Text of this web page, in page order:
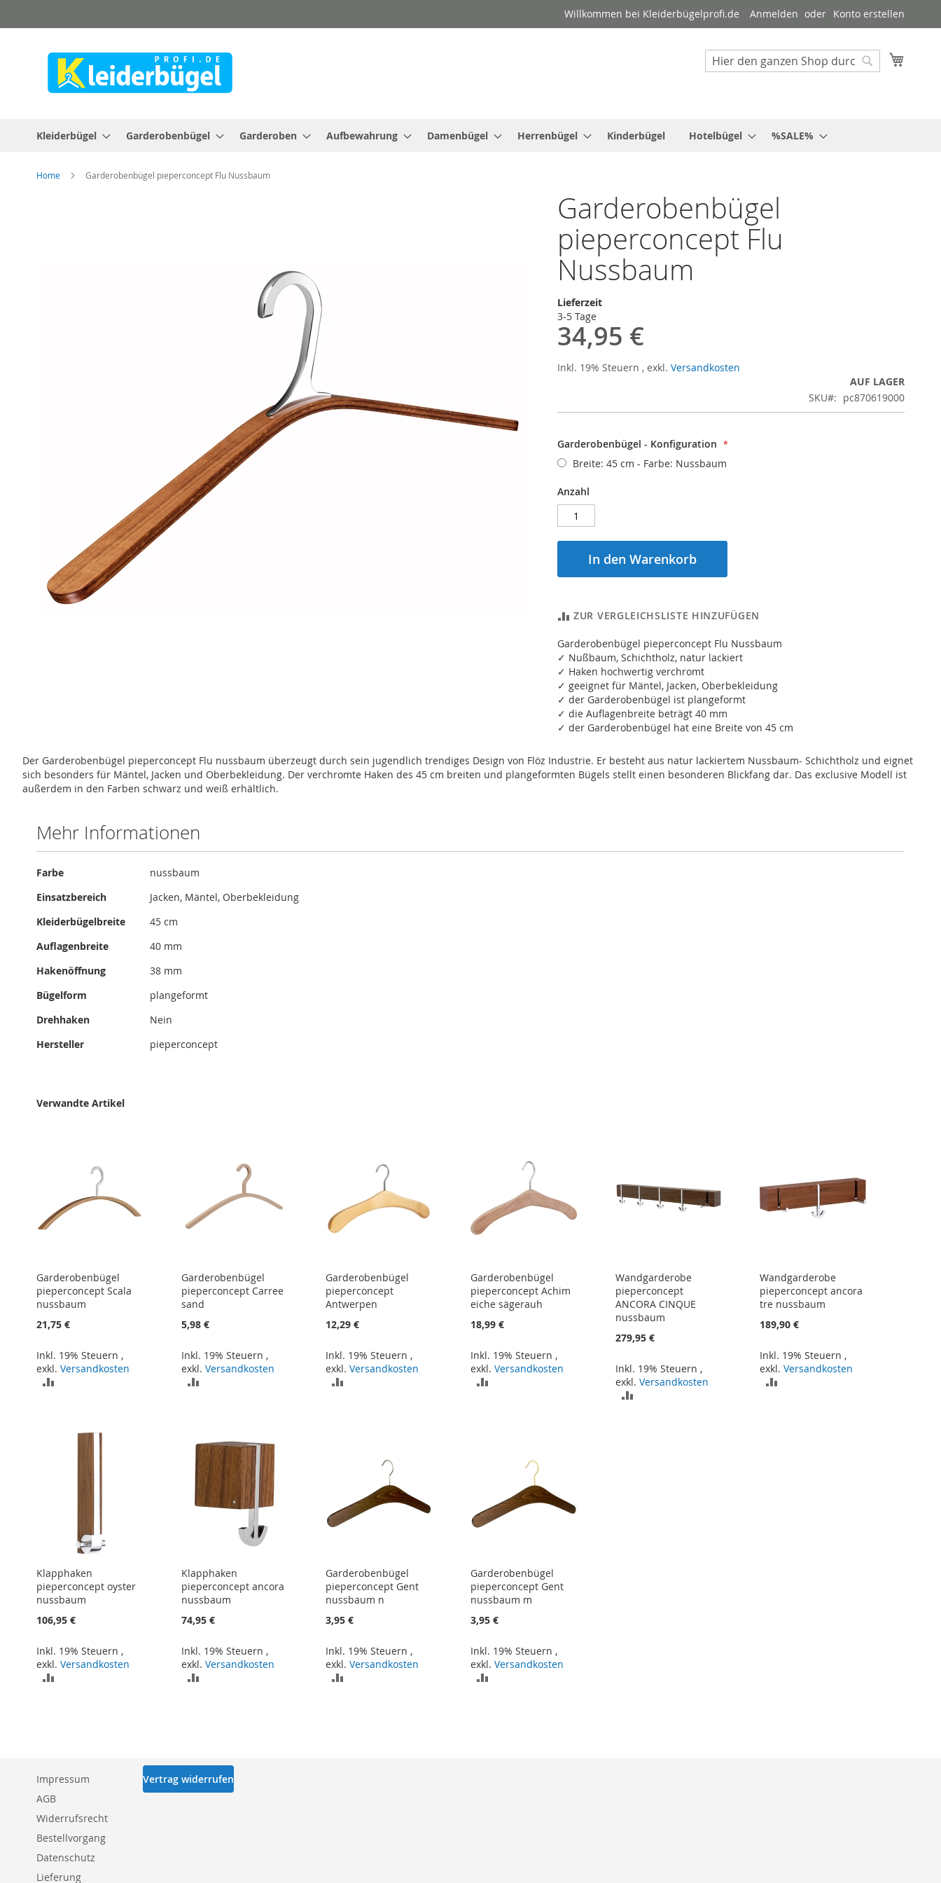
zum
Willkommen bei Kleiderbügelprofi.de Anmelden Konto erstellen
Suche
Kleiderbügel Garderobenbügel Garderoben Aufbewahrung Damenbügel Herrenbügel Kinderbügel Hotelbügel %SALE%
Home Garderobenbügel pieperconcept Flu Nussbaum
Garderobenbügel
pieperconcept Flu
Nussbaum
Lieferzeit
3-5 Tage
34,95 €
Inkl. 19% Steuern , exkl. Versandkosten
AUF LAGER
SKU
pc870619000
Garderobenbügel - Konfiguration
Breite: 45 cm - Farbe: Nussbaum
Anzahl
In den Warenkorb
ZUR VERGLEICHSLISTE HINZUFÜGEN
Garderobenbügel pieperconcept Flu Nussbaum
✓ Nußbaum, Schichtholz, natur lackiert
✓ Haken hochwertig verchromt
✓ geeignet für Mäntel, Jacken, Oberbekleidung
✓ der Garderobenbügel ist plangeformt
✓ die Auflagenbreite beträgt 40 mm
✓ der Garderobenbügel hat eine Breite von 45 cm
Der Garderobenbügel pieperconcept Flu nussbaum überzeugt durch sein jugendlich trendiges Design von Flöz Industrie. Er besteht aus natur lackiertem Nussbaum- Schichtholz und eignet
sich besonders für Mäntel, Jacken und Oberbekleidung. Der verchromte Haken des 45 cm breiten und plangeformten Bügels stellt einen besonderen Blickfang dar. Das exclusive Modell ist
außerdem in den Farben schwarz und weiß erhältlich.
Mehr Informationen
Mehr
Farbe
nussbaum
Einsatzbereich
Jacken, Mäntel, Oberbekleidung
Kleiderbügelbreite
45 cm
Auflagenbreite
40 mm
Hakenöffnung
38 mm
Bügelform
plangeformt
Drehhaken
Nein
Hersteller
pieperconcept
Verwandte Artikel
Garderobenbügel
pieperconcept Scala
nussbaum
21,75 €
Inkl. 19% Steuern ,
exkl. Versandkosten
Garderobenbügel
pieperconcept Carree
sand
5,98 €
Inkl. 19% Steuern ,
exkl. Versandkosten
Garderobenbügel
pieperconcept
Antwerpen
12,29 €
Inkl. 19% Steuern ,
exkl.Versandkosten
Garderobenbügel
pieperconcept Achim
eiche sägerauh
18,99 €
Inkl. 19% Steuern ,
exkl. Versandkosten
Wandgarderobe
pieperconcept
ANCORA CINQUE
nussbaum
279,95 €
Inkl. 19% Steuern ,
exkl. Versandkosten
Wandgarderobe
pieperconcept ancora
tre nussbaum
189,90 €
Inkl. 19% Steuern ,
exkl.Versandkosten
Klapphaken
pieperconcept oyster
nussbaum
106,95 €
Inkl. 19% Steuern ,
exkl. Versandkosten
Klapphaken
pieperconcept ancora
nussbaum
74,95 €
Inkl. 19% Steuern ,
exkl. Versandkosten
Garderobenbügel
pieperconcept Gent
nussbaum n
3,95 €
Inkl. 19% Steuern ,
exkl.Versandkosten
Garderobenbügel
pieperconcept Gent
nussbaum m
3,95 €
Inkl. 19% Steuern ,
exkl. Versandkosten
Impressum
AGB
Widerrufsrecht
Bestellvorgang
Datenschutz
Lieferung
Vertrag widerrufen